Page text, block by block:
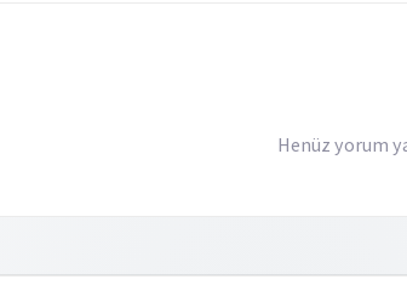
Henüz yorum